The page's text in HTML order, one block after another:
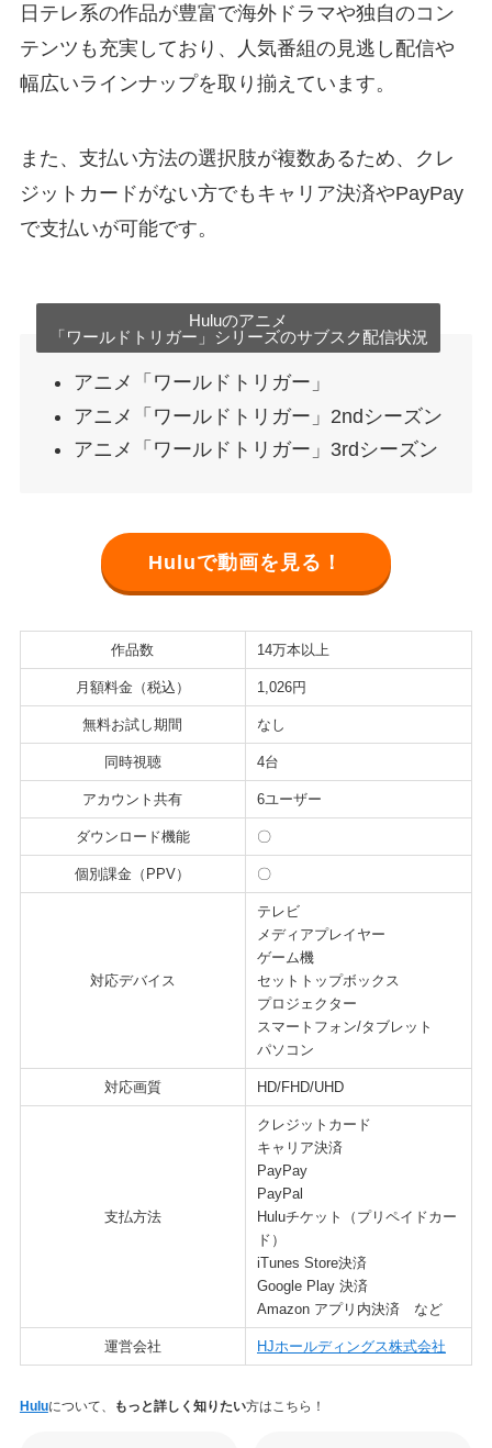
日テレ系の作品が豊富で海外ドラマや独自のコン
テンツも充実しており、人気番組の見逃し配信や
幅広いラインナップを取り揃えています。
また、支払い方法の選択肢が複数あるため、クレ
ジットカードがない方でもキャリア決済やPayPay
で支払いが可能です。
Huluのアニメ
「ワールドトリガー」シリーズのサブスク配信状況
アニメ「ワールドトリガー」
アニメ「ワールドトリガー」2ndシーズン
アニメ「ワールドトリガー」3rdシーズン
Huluで動画を見る！
作品数 14万本以上
月額料金（税込） 1,026円
無料お試し期間 なし
同時視聴 4台
アカウント共有 6ユーザー
ダウンロード機能 〇
個別課金（PPV） 〇
対応デバイス
テレビ
メディアプレイヤー
ゲーム機
セットトップボックス
プロジェクター
スマートフォン/タブレット
パソコン
対応画質 HD/FHD/UHD
支払方法
クレジットカード
キャリア決済
PayPay
PayPal
Huluチケット（プリペイドカー
ド）
iTunes Store決済
Google Play 決済
Amazon アプリ内決済 など
運営会社 HJホールディングス株式会社
Huluについて、 もっと詳しく知りたい方はこちら！